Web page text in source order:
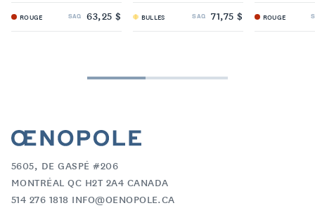
ROUGE SAQ 63,25 $ BULLES SAQ 71,75 $ ROUGE
5605, DE GASPÉ #206
MONTRÉAL QC H2T 2A4 CANADA
514 276 1818 INFO@OENOPOLE.CA